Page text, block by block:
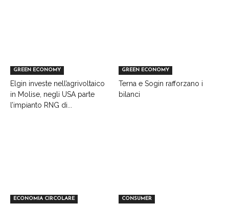
GREEN ECONOMY
Elgin investe nell’agrivoltaico
in Molise, negli USA parte
l’impianto RNG di...
GREEN ECONOMY
Terna e Sogin rafforzano i
bilanci
ECONOMIA CIRCOLARE CONSUMER